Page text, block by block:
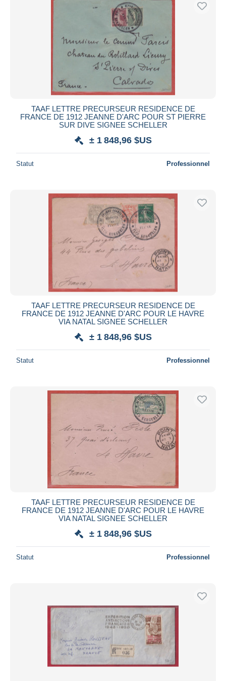
TAAF LETTRE PRECURSEUR RESIDENCE DE
FRANCE DE 1912 JEANNE D'ARC POUR ST PIERRE
SUR DIVE SIGNEE SCHELLER
± 1 848,96 $US
Statut Professionnel
TAAF LETTRE PRECURSEUR RESIDENCE DE
FRANCE DE 1912 JEANNE D'ARC POUR LE HAVRE
VIA NATAL SIGNEE SCHELLER
± 1 848,96 $US
Statut Professionnel
TAAF LETTRE PRECURSEUR RESIDENCE DE
FRANCE DE 1912 JEANNE D'ARC POUR LE HAVRE
VIA NATAL SIGNEE SCHELLER
± 1 848,96 $US
Statut Professionnel